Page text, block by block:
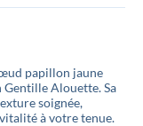
papillon jaune
Alouette. Sa
soignée,
à votre tenue.